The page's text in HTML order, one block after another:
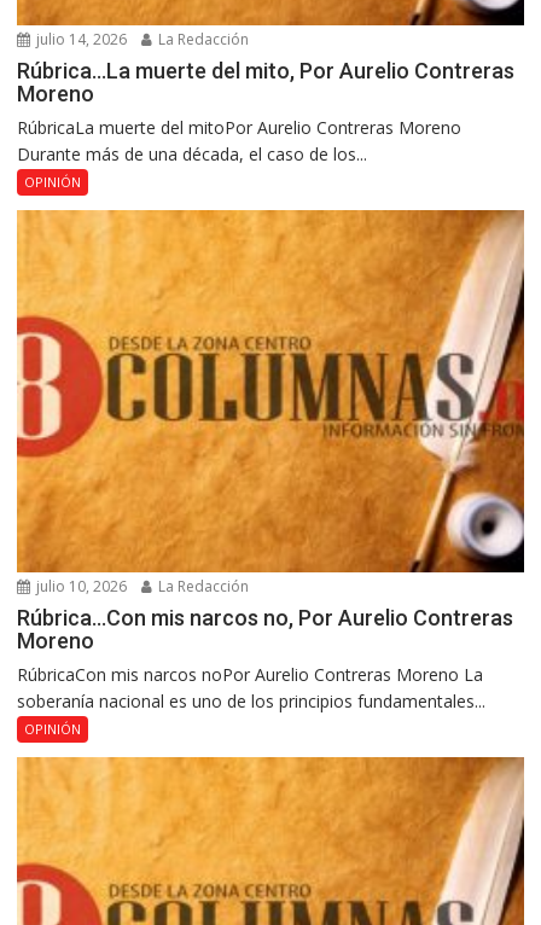
julio 14, 2026 La Redacción
Rúbrica…La muerte del mito, Por Aurelio Contreras
Moreno
RúbricaLa muerte del mitoPor Aurelio Contreras Moreno
Durante más de una década, el caso de los...
OPINIÓN
julio 10, 2026 La Redacción
Rúbrica…Con mis narcos no, Por Aurelio Contreras
Moreno
RúbricaCon mis narcos noPor Aurelio Contreras Moreno La
soberanía nacional es uno de los principios fundamentales...
OPINIÓN